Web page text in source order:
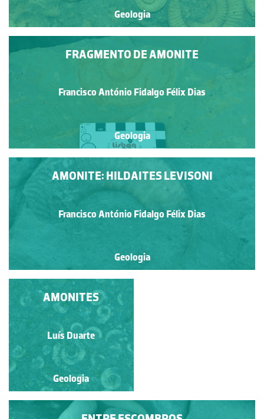
Geologia
FRAGMENTO DE AMONITE
Francisco António Fidalgo Félix Dias
Geologia
AMONITE: HILDAITES LEVISONI
Francisco António Fidalgo Félix Dias
Geologia
NO INTERIOR DA
CONCHA DE UMA
AMONITE
Francisco António Fidalgo
Félix Dias
Geologia
AMONITES
Luís Duarte
Geologia